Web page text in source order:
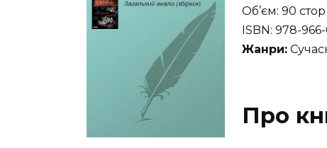
Об’єм: 90 стор
ISBN: 978-
Жанри:
Про